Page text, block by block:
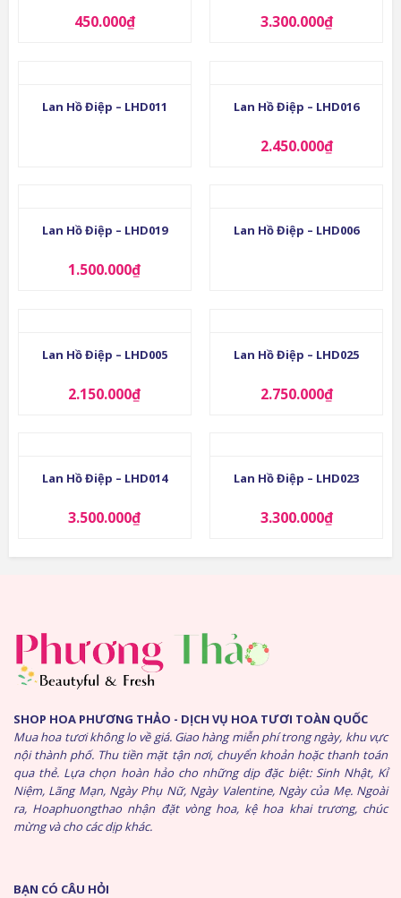
450.000₫ 3.300.000₫
Lan Hồ Điệp – LHD011 Lan Hồ Điệp – LHD016
2.450.000₫
Lan Hồ Điệp – LHD019
1.500.000₫
Lan Hồ Điệp – LHD006
Lan Hồ Điệp – LHD005
2.150.000₫
Lan Hồ Điệp – LHD025
2.750.000₫
Lan Hồ Điệp – LHD014
3.500.000₫
Lan Hồ Điệp – LHD023
3.300.000₫
SHOP HOA PHƯƠNG THẢO - DỊCH VỤ HOA TƯƠI TOÀN QUỐC
Mua hoa tươi không lo về giá. Giao hàng miễn phí trong ngày, khu vực
nội thành phố. Thu tiền mặt tận nơi, chuyển khoản hoặc thanh toán
qua thẻ. Lựa chọn hoàn hảo cho những dịp đặc biệt: Sinh Nhật, Kỉ
Niệm, Lãng Mạn, Ngày Phụ Nữ, Ngày Valentine, Ngày của Mẹ. Ngoài
ra, Hoaphuongthao nhận đặt vòng hoa, kệ hoa khai trương, chúc
mừng và cho các dịp khác.
BẠN CÓ CÂU HỎI